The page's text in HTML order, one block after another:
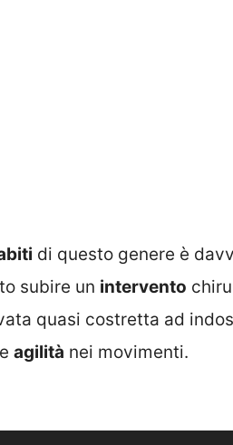
di questo genere è
subire un intervento
quasi costretta ad
agilità nei movimenti.